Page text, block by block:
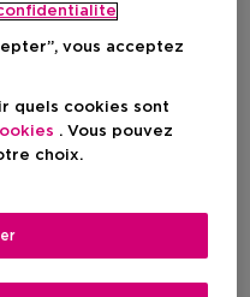
vous acceptez
quels cookies sont
. Vous pouvez
choix.